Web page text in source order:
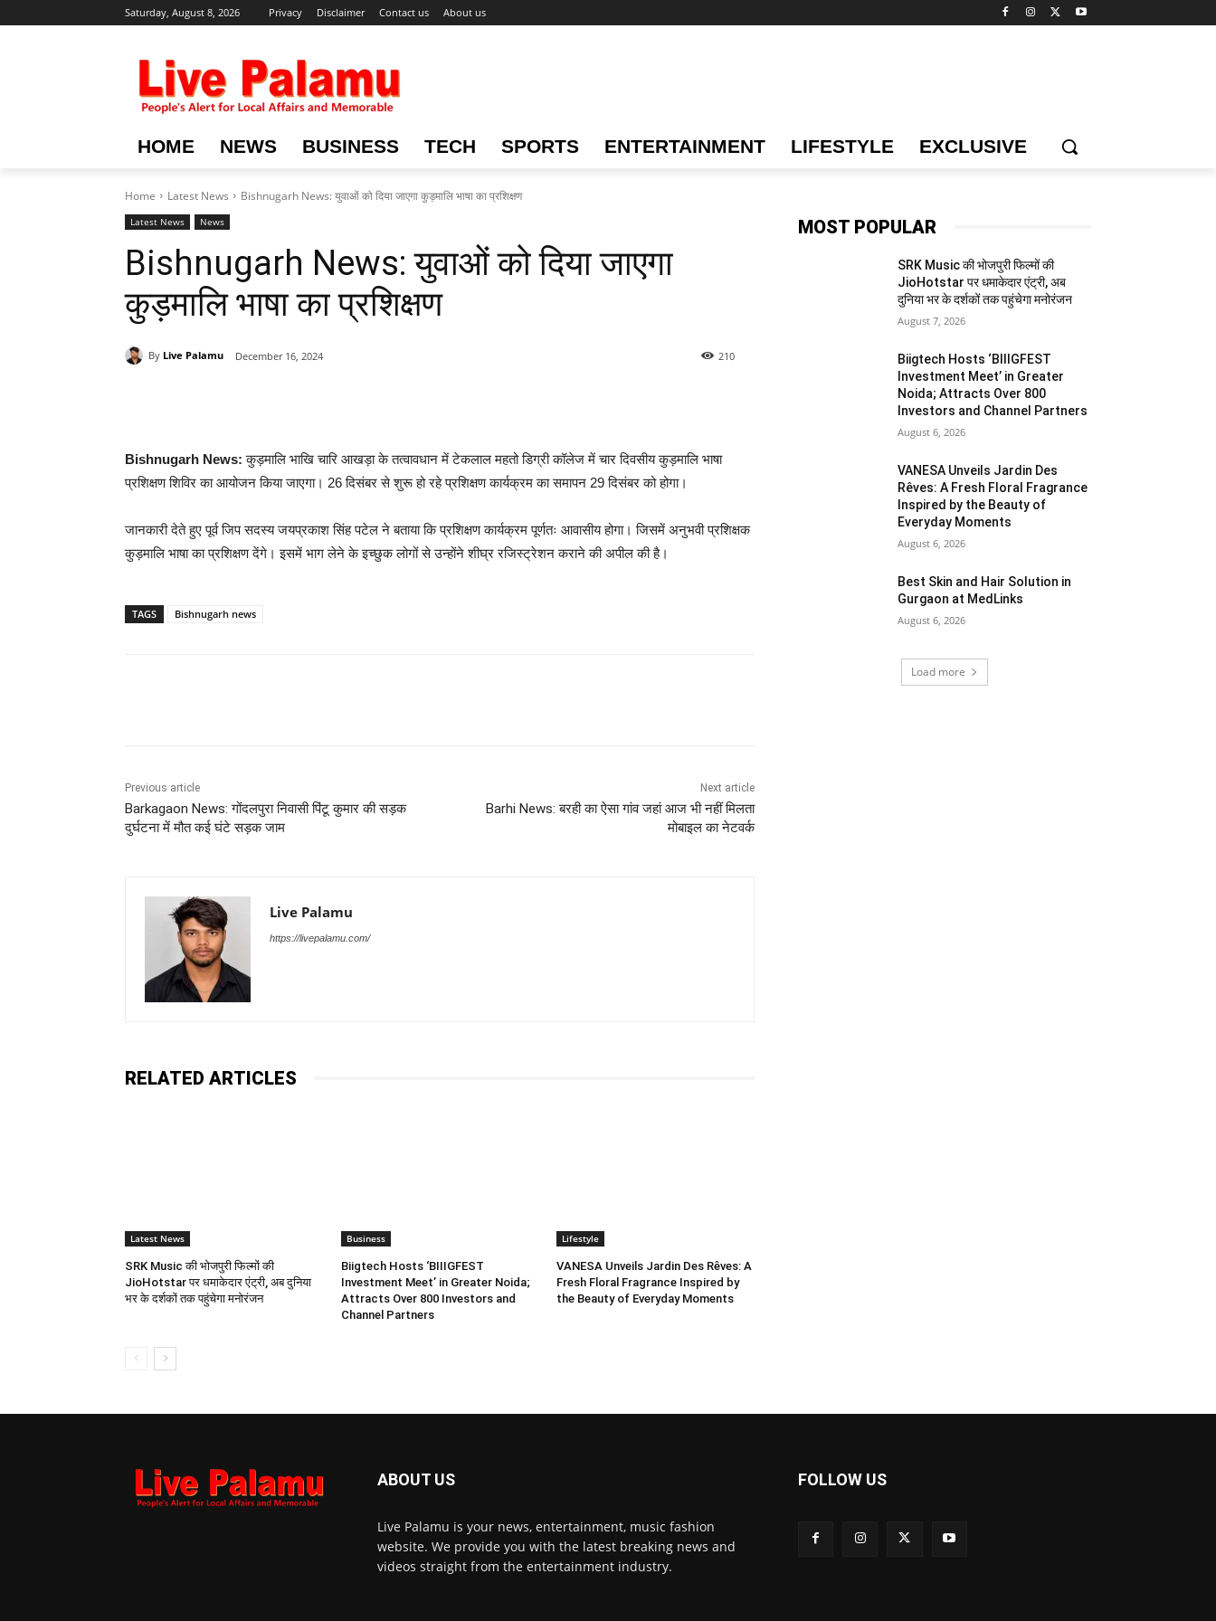
Saturday, August 8, 2026 Privacy Disclaimer Contact us About us
HOME NEWS BUSINESS TECH SPORTS ENTERTAINMENT LIFESTYLE EXCLUSIVE
Home Latest News Bishnugarh News: युवाओं को दिया जाएगा कुड़मालि भाषा का प्रशिक्षण
Latest News News
Bishnugarh News: युवाओं को दिया जाएगा
कुड़मालि भाषा का प्रशिक्षण
By Live Palamu December 16, 2024 210
Bishnugarh News: कुड़मालि भाखि चारि आखड़ा के तत्वावधान में टेकलाल महतो डिग्री कॉलेज में चार दिवसीय कुड़मालि भाषा
प्रशिक्षण शिविर का आयोजन किया जाएगा। 26 दिसंबर से शुरू हो रहे प्रशिक्षण कार्यक्रम का समापन 29 दिसंबर को होगा।
जानकारी देते हुए पूर्व जिप सदस्य जयप्रकाश सिंह पटेल ने बताया कि प्रशिक्षण कार्यक्रम पूर्णतः आवासीय होगा। जिसमें अनुभवी प्रशिक्षक
कुड़मालि भाषा का प्रशिक्षण देंगे। इसमें भाग लेने के इच्छुक लोगों से उन्होंने शीघ्र रजिस्ट्रेशन कराने की अपील की है।
TAGS Bishnugarh news
Previous article
Barkagaon News: गोंदलपुरा निवासी पिंटू कुमार की सड़क
दुर्घटना में मौत कई घंटे सड़क जाम
Next article
Barhi News: बरही का ऐसा गांव जहां आज भी नहीं मिलता
मोबाइल का नेटवर्क
Live Palamu
https://livepalamu.com/
RELATED ARTICLES
Latest News
SRK Music की भोजपुरी फिल्मों की
JioHotstar पर धमाकेदार एंट्री, अब दुनिया
भर के दर्शकों तक पहुंचेगा मनोरंजन
Business
Biigtech Hosts ‘BIIIGFEST
Investment Meet’ in Greater Noida;
Attracts Over 800 Investors and
Channel Partners
Lifestyle
VANESA Unveils Jardin Des Rêves: A
Fresh Floral Fragrance Inspired by
the Beauty of Everyday Moments
MOST POPULAR
SRK Music की भोजपुरी फिल्मों की
JioHotstar पर धमाकेदार एंट्री, अब
दुनिया भर के दर्शकों तक पहुंचेगा मनोरंजन
August 7, 2026
Biigtech Hosts ‘BIIIGFEST
Investment Meet’ in Greater
Noida; Attracts Over 800
Investors and Channel Partners
August 6, 2026
VANESA Unveils Jardin Des
Rêves: A Fresh Floral Fragrance
Inspired by the Beauty of
Everyday Moments
August 6, 2026
Best Skin and Hair Solution in
Gurgaon at MedLinks
August 6, 2026
Load more
ABOUT US
Live Palamu is your news, entertainment, music fashion
website. We provide you with the latest breaking news and
videos straight from the entertainment industry.
FOLLOW US